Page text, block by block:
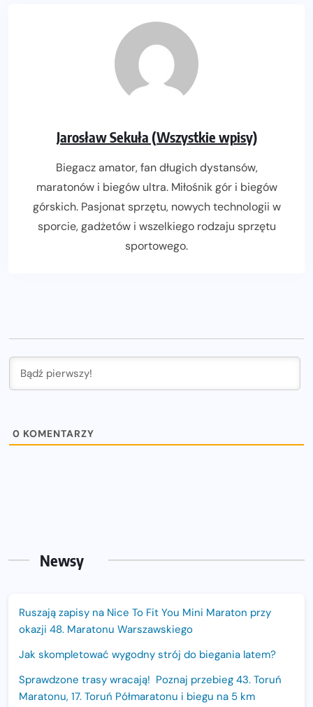
Jarosław Sekuła (Wszystkie wpisy)
Biegacz amator, fan długich dystansów,
maratonów i biegów ultra. Miłośnik gór i biegów
górskich. Pasjonat sprzętu, nowych technologii w
sporcie, gadżetów i wszelkiego rodzaju sprzętu
sportowego.
0 KOMENTARZY
Newsy
Ruszają zapisy na Nice To Fit You Mini Maraton przy
okazji 48. Maratonu Warszawskiego
Jak skompletować wygodny strój do biegania latem?
Sprawdzone trasy wracają! Poznaj przebieg 43. Toruń
Maratonu, 17. Toruń Półmaratonu i biegu na 5 km